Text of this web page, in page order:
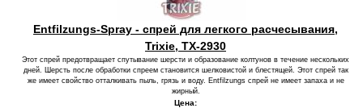
Entfilzungs-Spray - спрей для легкого расчесывания,
Trixie, TX-2930
Этот спрей предотвращает спутывание шерсти и образование колтунов в течение нескольких
дней. Шерсть после обработки спреем становится шелковистой и блестящей. Этот спрей так
же имеет свойство отталкивать пыль, грязь и воду. Entfilzungs спрей не имеет запаха и не
жирный.
Цена: